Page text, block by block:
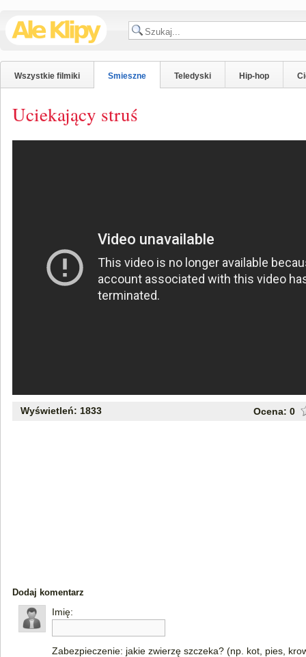
Wszystkie filmiki Smieszne Teledyski Hip-hop
Uciekający struś
Wyświetleń: 1833 Ocena: 0
Dodaj komentarz
Imię:
Zabezpieczenie: jakie zwierzę szczeka? (np. kot, pies,